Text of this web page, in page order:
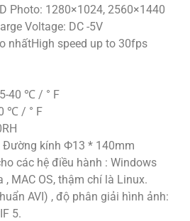
Photo: 1280×1024, 2560×1440
Voltage: DC -5V
nhấtHigh speed up to 30fps
40 ℃ / ° F
℃ / ° F
kính Ф13 * 140mm
các hệ điều hành : Windows
MAC OS, thậm chí là Linux.
AVI) , độ phân giải hình ảnh:
5.